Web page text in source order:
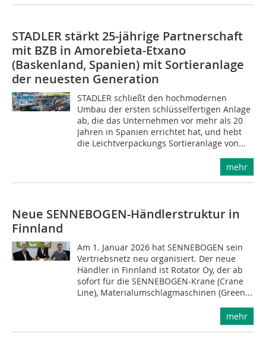
STADLER stärkt 25‑jährige Partnerschaft
mit BZB in Amorebieta‑Etxano
(Baskenland, Spanien) mit Sortieranlage
der neuesten Generation
STADLER schließt den hochmodernen
Umbau der ersten schlüsselfertigen Anlage
ab, die das Unternehmen vor mehr als 20
Jahren in Spanien errichtet hat, und hebt
die Leichtverpackungs Sortieranlage von...
mehr
Neue SENNEBOGEN-Händlerstruktur in
Finnland
Am 1. Januar 2026 hat SENNEBOGEN sein
Vertriebsnetz neu organisiert. Der neue
Händler in Finnland ist Rotator Oy, der ab
sofort für die SENNEBOGEN-Krane (Crane
Line), Materialumschlagmaschinen (Green...
mehr